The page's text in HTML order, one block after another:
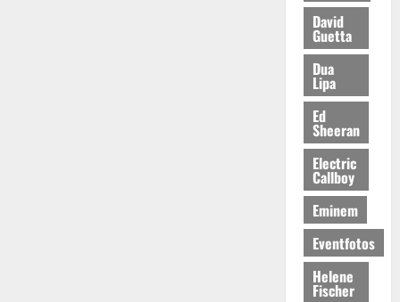
David
Guetta
Dua
Lipa
Ed
Sheeran
Electric
Callboy
Eminem
Eventfotos
Helene
Fischer